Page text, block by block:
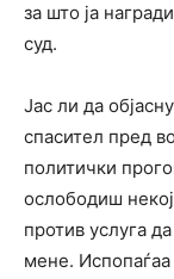
за што ја
суд.
Јас ли да
спасител пред
политички
ослободиш
против услуга
мене.